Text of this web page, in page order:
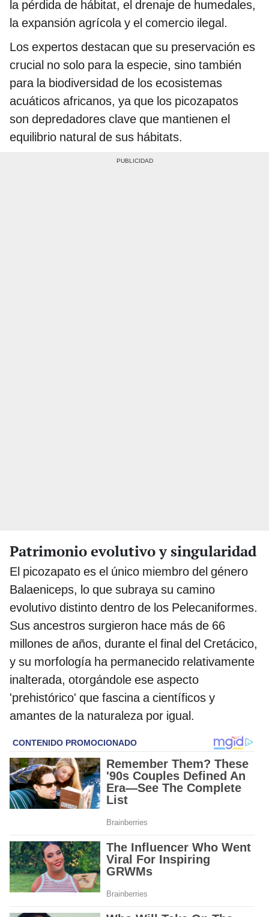
la pérdida de hábitat, el drenaje de humedales,
la expansión agrícola y el comercio ilegal.
Los expertos destacan que su preservación es
crucial no solo para la especie, sino también
para la biodiversidad de los ecosistemas
acuáticos africanos, ya que los picozapatos
son depredadores clave que mantienen el
equilibrio natural de sus hábitats.
Patrimonio evolutivo y singularidad
El picozapato es el único miembro del género
Balaeniceps, lo que subraya su camino
evolutivo distinto dentro de los Pelecaniformes.
Sus ancestros surgieron hace más de 66
millones de años, durante el final del Cretácico,
y su morfología ha permanecido relativamente
inalterada, otorgándole ese aspecto
'prehistórico' que fascina a científicos y
amantes de la naturaleza por igual.